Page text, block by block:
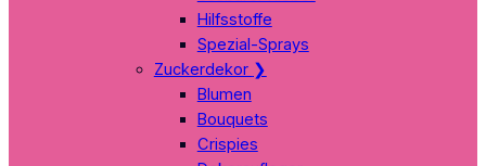
Hilfsstoffe
Spezial-Sprays
Zuckerdekor ❯
Blumen
Bouquets
Crispies